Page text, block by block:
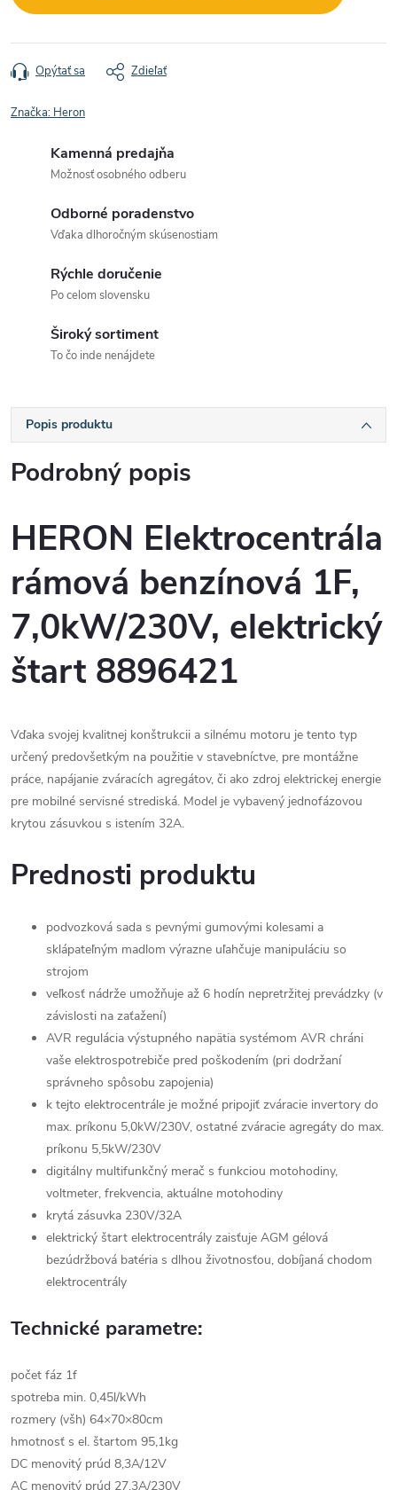
Opýtať sa Zdieľať
Značka: Heron
Kamenná predajňa
Možnosť osobného odberu
Odborné poradenstvo
Vďaka dlhoročným skúsenostiam
Rýchle doručenie
Po celom slovensku
Široký sortiment
To čo inde nenájdete
Popis produktu
Podrobný popis
HERON Elektrocentrála
rámová benzínová 1F,
7,0kW/230V, elektrický
štart 8896421
Vďaka svojej kvalitnej konštrukcii a silnému motoru je tento typ
určený predovšetkým na použitie v stavebníctve, pre montážne
práce, napájanie zváracích agregátov, či ako zdroj elektrickej energie
pre mobilné servisné strediská. Model je vybavený jednofázovou
krytou zásuvkou s istením 32A.
Prednosti produktu
podvozková sada s pevnými gumovými kolesami a
sklápateľným madlom výrazne uľahčuje manipuláciu so
strojom
veľkosť nádrže umožňuje až 6 hodín nepretržitej prevádzky (v
závislosti na zaťažení)
AVR regulácia výstupného napätia systémom AVR chráni
vaše elektrospotrebiče pred poškodením (pri dodržaní
správneho spôsobu zapojenia)
k tejto elektrocentrále je možné pripojiť zváracie invertory do
max. príkonu 5,0kW/230V, ostatné zváracie agregáty do max.
príkonu 5,5kW/230V
digitálny multifunkčný merač s funkciou motohodiny,
voltmeter, frekvencia, aktuálne motohodiny
krytá zásuvka 230V/32A
elektrický štart elektrocentrály zaisťuje AGM gélová
bezúdržbová batéria s dlhou životnosťou, dobíjaná chodom
elektrocentrály
Technické parametre:
počet fáz 1f
spotreba min. 0,45l/kWh
rozmery (všh) 64×70×80cm
hmotnosť s el. štartom 95,1kg
DC menovitý prúd 8,3A/12V
AC menovitý prúd 27,3A/230V